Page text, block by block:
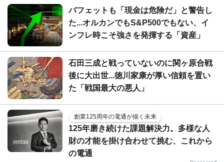
バフェットも「現金は危険だ」と警告し
た...オルカンでもS&P500でもない、イ
ンフレ時こそ強さを発揮する「資産」
石田三成と戦っていないのに関ヶ原合戦
後に大出世...徳川家康が厚い信頼を置い
た「戦国最大の悪人」
創業125周年の電通が描く未来
125年磨き続けた課題解決力。多様な人
財の才能を掛け合わせて挑む、これから
の電通